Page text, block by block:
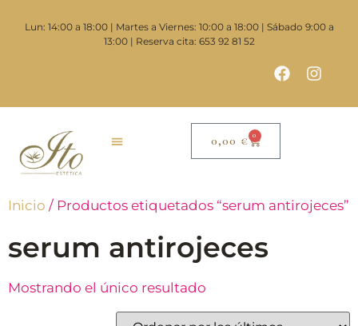
Lun: 14:00 a 18:00 | Martes a Viernes: 10:00 a 18:00 | Sábado 9:00 a
13:00 | Reserva cita: 653 92 81 52
0,00 € 0
Inicio / Productos etiquetados “serum antirojeces”
serum antirojeces
Mostrando el único resultado